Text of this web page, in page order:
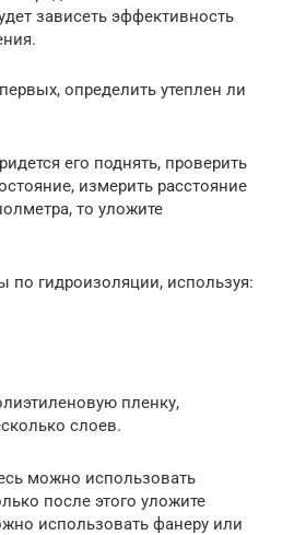
зависеть эффективность
определить утеплен ли
его поднять, проверить
измерить расстояние
то уложите
по гидроизоляции, используя:
пленку,
слоев.
можно использовать
после этого уложите
использовать фанеру или